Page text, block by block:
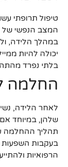
טיפול תרופתי
המצב הנפשי של
במהלך הלידה,
יכולה להיות
בלתי נפרד
החלמה
לאחר הלידה,
שלהן, במיוחד
תהליך ההחלמה
בעקבות השפעות
הרפואיות